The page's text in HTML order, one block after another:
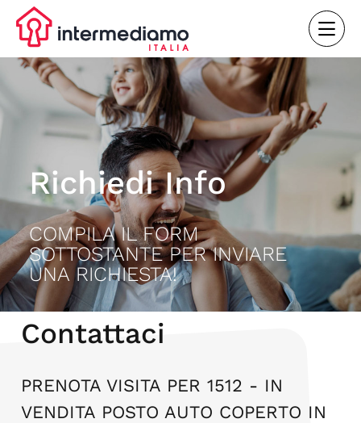
Richiedi Info
COMPILA IL FORM
SOTTOSTANTE PER INVIARE
UNA RICHIESTA!
Contattaci
PRENOTA VISITA PER 1512 - IN
VENDITA POSTO AUTO COPERTO IN